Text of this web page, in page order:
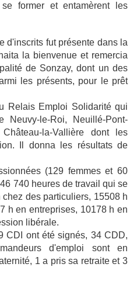
former et entamèrent les
d'inscrits fut présente dans la
la bienvenue et remercia
de Sonzay, dont un des
les présents, pour le prêt
Relais Emploi Solidarité qui
le-Roi, Neuillé-Pont-
la-Vallière dont les
Il donna les résultats de
(129 femmes et 60
740 heures de travail qui se
des particuliers, 15508 h
h en entreprises, 10178 h en
libérale.
CDI ont été signés, 34 CDD,
d'emploi sont en
1 a pris sa retraite et 3